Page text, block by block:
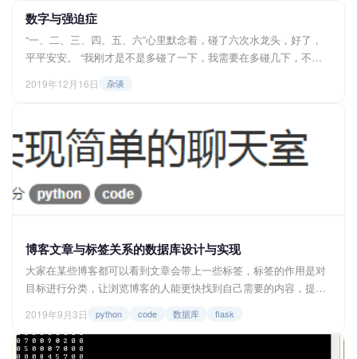
数字与强迫症
“一、二、三、四、五、六”心里默念着，碰了六次水龙头，好了，
平平安安。 “我刚才是不是多碰了一下，我需要在多碰几下，不能
数，就算完成了...... 数字于我的意义 四，谐音“死”，一般碰水龙头
2019年12月16日 杂谈
博客文章与标签关系的数据库设计与实现
大家在某些博客都可以看到文章会带上一些标签，标签的作用是对
目标进行分类，让浏览博客的人能更快找到自己需要的内容，提高
签目录。 <img src=...
2019年9月3日 python code 数据库 flask